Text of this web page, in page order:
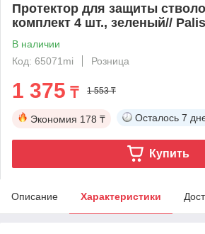
Протектор для защиты
комплект 4 шт., зеленый//
В наличии
Код: 65071mi
Розница
1 375 ₸ 1 553 ₸
Экономия 178 ₸ Осталось 7
Купить
Описание Характеристики